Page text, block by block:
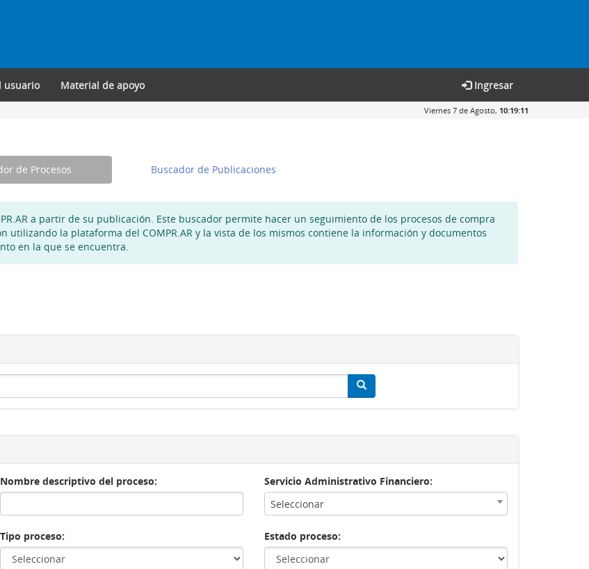
usuario Material de apoyo Ingresar
Viernes 7 de Agosto, 10:19:11
de Procesos Buscador de Publicaciones
a partir de su publicación. Este buscador permite hacer un seguimiento de los procesos de compra
utilizando la plataforma del COMPR.AR y la vista de los mismos contiene la información y documentos
en la que se encuentra.
Nombre descriptivo del proceso:
Servicio Administrativo Financiero:
Seleccionar
Tipo proceso: Estado proceso: